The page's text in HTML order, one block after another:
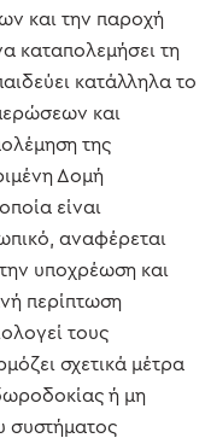
και την παροχή
καταπολεμήσει τη
κατάλληλα το
και
της
Δομή
είναι
αναφέρεται
υποχρέωση και
περίπτωση
τους
σχετικά μέτρα
ή μη
συστήματος